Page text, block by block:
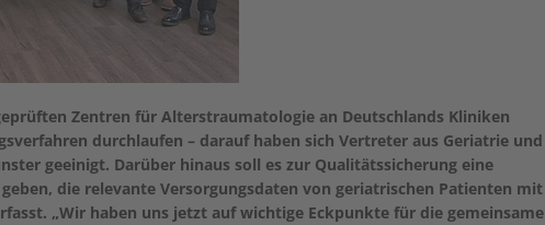
Zentren für Alterstraumatologie an Deutschlands Kliniken
durchlaufen – darauf haben sich Vertreter aus Geriatrie und
geeinigt. Darüber hinaus soll es zur Qualitätssicherung eine
die relevante Versorgungsdaten von geriatrischen Patienten mit
„Wir haben uns jetzt auf wichtige Eckpunkte für die gemeinsame